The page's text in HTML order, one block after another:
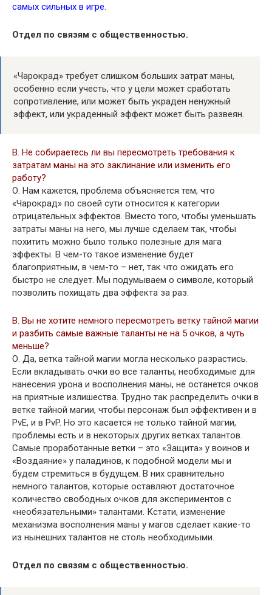
самых сильных в игре.
Отдел по связям с общественностью.
«Чарокрад» требует слишком больших затрат маны,
особенно если учесть, что у цели может сработать
сопротивление, или может быть украден ненужный
эффект, или украденный эффект может быть развеян.
В. Не собираетесь ли вы пересмотреть требования к
затратам маны на это заклинание или изменить его
работу?
О. Нам кажется, проблема объясняется тем, что
«Чарокрад» по своей сути относится к категории
отрицательных эффектов. Вместо того, чтобы уменьшать
затраты маны на него, мы лучше сделаем так, чтобы
похитить можно было только полезные для мага
эффекты. В чем-то такое изменение будет
благоприятным, в чем-то – нет, так что ожидать его
быстро не следует. Мы подумываем о символе, который
позволить похищать два эффекта за раз.
В. Вы не хотите немного пересмотреть ветку тайной магии
и разбить самые важные таланты не на 5 очков, а чуть
меньше?
О. Да, ветка тайной магии могла несколько разрастись.
Если вкладывать очки во все таланты, необходимые для
нанесения урона и восполнения маны, не останется очков
на приятные излишества. Трудно так распределить очки в
ветке тайной магии, чтобы персонаж был эффективен и в
PvE, и в PvP. Но это касается не только тайной магии,
проблемы есть и в некоторых других ветках талантов.
Самые проработанные ветки – это «Защита» у воинов и
«Воздаяние» у паладинов, к подобной модели мы и
будем стремиться в будущем. В них сравнительно
немного талантов, которые оставляют достаточное
количество свободных очков для экспериментов с
«необязательными» талантами. Кстати, изменение
механизма восполнения маны у магов сделает какие-то
из нынешних талантов не столь необходимыми.
Отдел по связям с общественностью.